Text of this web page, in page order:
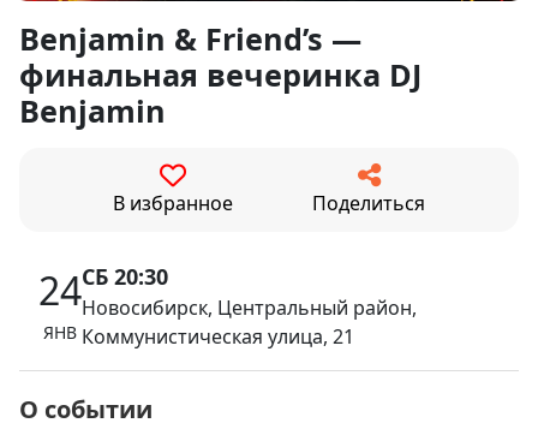
Benjamin & Friend’s —
финальная вечеринка DJ
Benjamin
В избранное Поделиться
24
ЯНВ
СБ 20:30
Новосибирск, Центральный район,
Коммунистическая улица, 21
О событии